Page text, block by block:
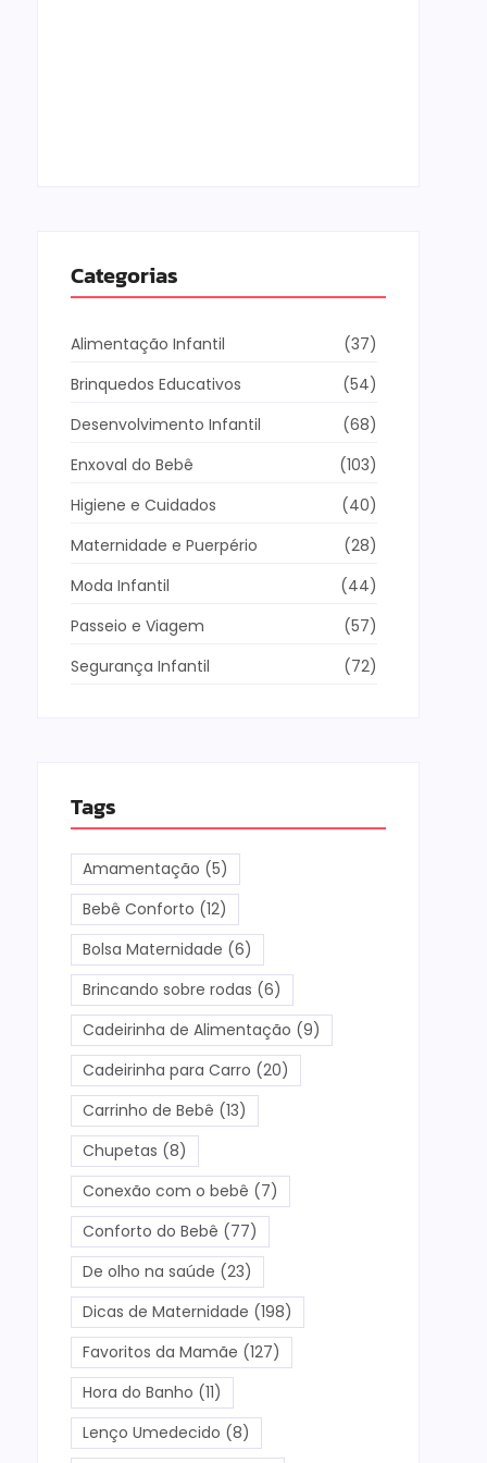
Categorias
Alimentação Infantil
(37)
Brinquedos Educativos
(54)
Desenvolvimento Infantil
(68)
Enxoval do Bebê
(103)
Higiene e Cuidados
(40)
Maternidade e Puerpério
(28)
Moda Infantil
(44)
Passeio e Viagem
(57)
Segurança Infantil
(72)
Tags
Amamentação (5)
Bebê Conforto (12)
Bolsa Maternidade (6)
Brincando sobre rodas (6)
Cadeirinha de Alimentação (9)
Cadeirinha para Carro (20)
Carrinho de Bebê (13)
Chupetas (8)
Conexão com o bebê (7)
Conforto do Bebê (77)
De olho na saúde (23)
Dicas de Maternidade (198)
Favoritos da Mamãe (127)
Hora do Banho (11)
Lenço Umedecido (8)